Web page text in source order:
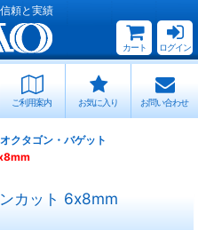
頼と実績
カート ログイン
ご利用案内 お気に入り お問い合わせ
クタゴン・バゲット
カット 6x8mm